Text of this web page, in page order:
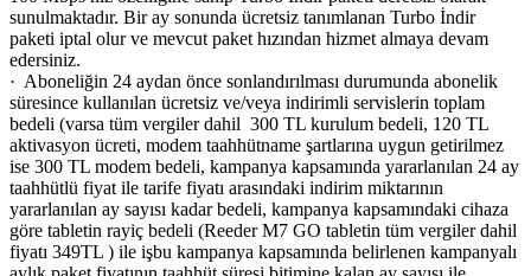
sunulmaktadır. Bir ay sonunda ücretsiz tanımlanan Turbo İndir
paketi iptal olur ve mevcut paket hızından hizmet almaya devam
edersiniz.
· Aboneliğin 24 aydan önce sonlandırılması durumunda abonelik
süresince kullanılan ücretsiz ve/veya indirimli servislerin toplam
bedeli (varsa tüm vergiler dahil 300 TL kurulum bedeli, 120 TL
aktivasyon ücreti, modem taahhütname şartlarına uygun getirilmez
ise 300 TL modem bedeli, kampanya kapsamında yararlanılan 24 ay
taahhütlü fiyat ile tarife fiyatı arasındaki indirim miktarının
yararlanılan ay sayısı kadar bedeli, kampanya kapsamındaki cihaza
göre tabletin rayiç bedeli (Reeder M7 GO tabletin tüm vergiler dahil
fiyatı 349TL ) ile işbu kampanya kapsamında belirlenen kampanyalı